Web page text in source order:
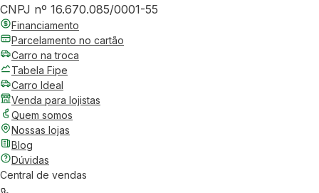
CNPJ nº 16.670.085/0001-55
Financiamento
Parcelamento no cartão
Carro na troca
Tabela Fipe
Carro Ideal
Venda para lojistas
Quem somos
Nossas lojas
Blog
Dúvidas
Central de vendas